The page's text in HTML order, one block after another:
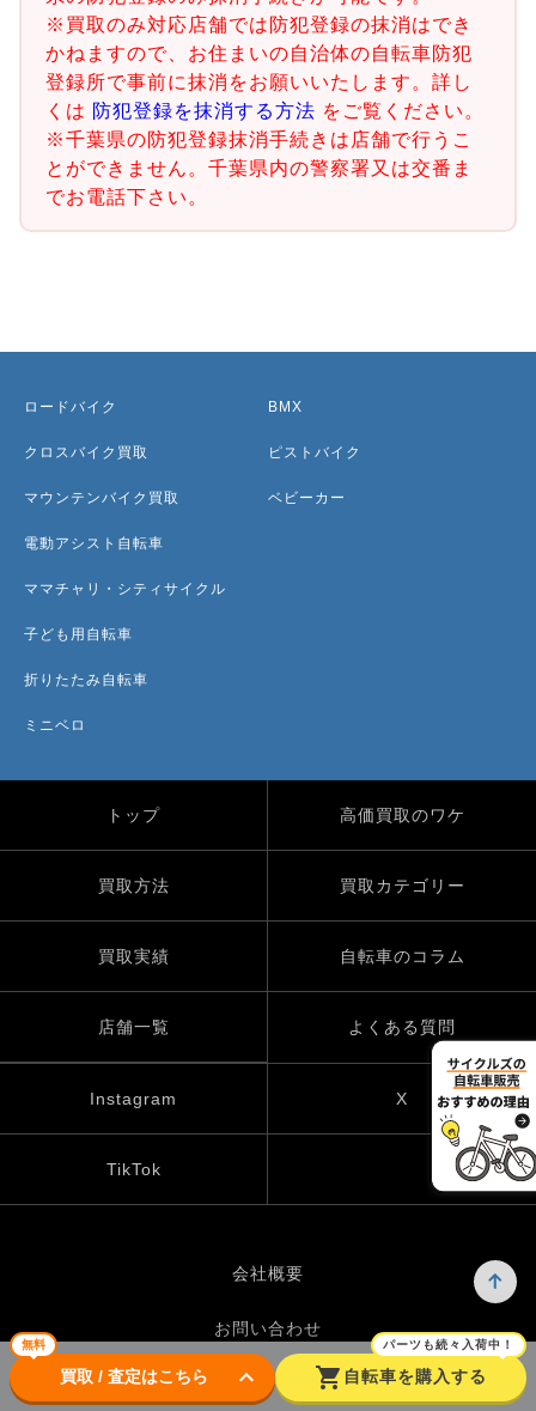
※買取のみ対応店舗では防犯登録の抹消はでき
かねますので、お住まいの自治体の自転車防犯
登録所で事前に抹消をお願いいたします。詳し
くは 防犯登録を抹消する方法 をご覧ください。
※千葉県の防犯登録抹消手続きは店舗で行うこ
とができません。千葉県内の警察署又は交番ま
でお電話下さい。
無料
買取 / 査定はこちら keyboard_arrow_down shopping_cart
パーツも続々入荷中！
自転車を購入する
ロードバイク
クロスバイク買取
マウンテンバイク買取
電動アシスト自転車
ママチャリ・シティサイクル
子ども用自転車
折りたたみ自転車
ミニベロ
BMX
ピストバイク
ベビーカー
トップ 高価買取のワケ
買取方法 買取カテゴリー
買取実績 自転車のコラム
店舗一覧 よくある質問
Instagram X
TikTok
会社概要
お問い合わせ
プライバシーポリシー